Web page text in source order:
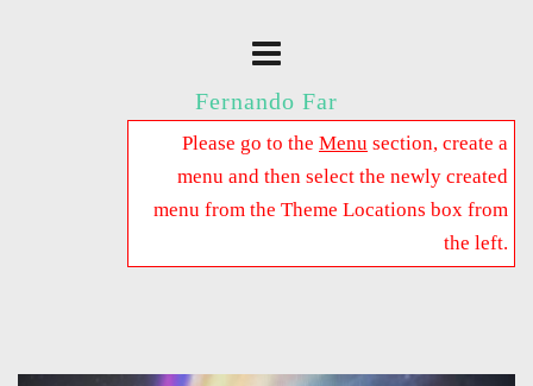
Fernando Far
Please go to the Menu section, create a
menu and then select the newly created
menu from the Theme Locations box from
the left.